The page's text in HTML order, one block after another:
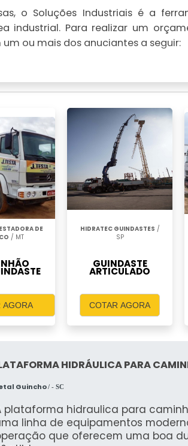
o Soluções Industriais é a
industrial. Para realizar um
ou mais dos anuciantes a seguir:
DE
/ MT
AGORA
HIDRATEC GUINDASTES /
SP
GUINDASTE
ARTICULADO
COTAR AGORA
HIDRÁULICA PARA
Guincho/ - SC
plataforma hidraulica para
linha de equipamentos
que oferecem uma boa